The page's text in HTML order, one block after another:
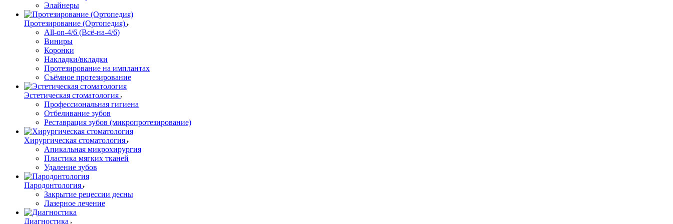
Элайнеры
Протезирование (Ортопедия)
All-on-4/6 (Всё-на-4/6)
Виниры
Коронки
Накладки/вкладки
Протезирование на имплантах
Съёмное протезирование
Эстетическая стоматология
Профессиональная гигиена
Отбеливание зубов
Реставрация зубов (микропротезирование)
Хирургическая стоматология
Апикальная микрохирургия
Пластика мягких тканей
Удаление зубов
Пародонтология
Закрытие рецессии десны
Лазерное лечение
Диагностика